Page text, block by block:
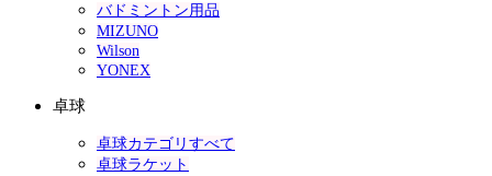
バドミントン用品
MIZUNO
Wilson
YONEX
卓球
卓球カテゴリすべて
卓球ラケット